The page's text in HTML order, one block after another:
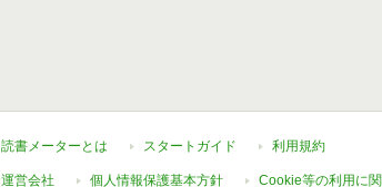
読書メーターとは スタートガイド 利用規約
運営会社 個人情報保護基本方針 Cookie等の利用に